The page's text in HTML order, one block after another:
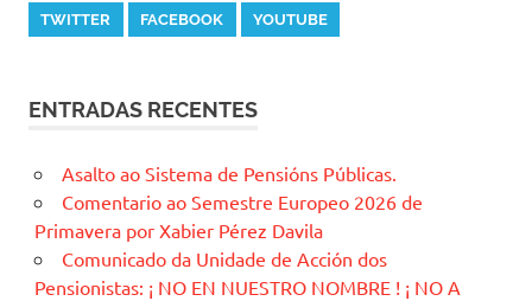
TWITTER FACEBOOK YOUTUBE
ENTRADAS RECENTES
Asalto ao Sistema de Pensións Públicas.
Comentario ao Semestre Europeo 2026 de
Primavera por Xabier Pérez Davila
Comunicado da Unidade de Acción dos
Pensionistas: ¡ NO EN NUESTRO NOMBRE ! ¡ NO A